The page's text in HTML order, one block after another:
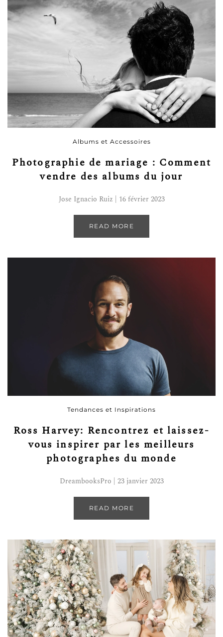
Albums et Accessoires
Photographie de mariage : Comment
vendre des albums du jour
Jose Ignacio Ruiz | 16 février 2023
READ MORE
Tendances et Inspirations
Ross Harvey: Rencontrez et laissez-
vous inspirer par les meilleurs
photographes du monde
DreambooksPro | 23 janvier 2023
READ MORE